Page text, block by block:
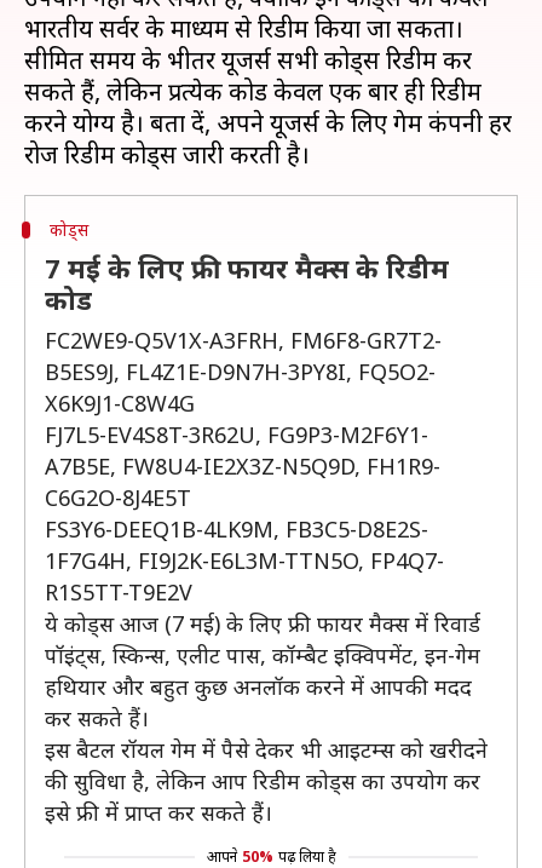
भारतीय सर्वर के माध्यम से रिडीम किया जा सकता।
सीमित समय के भीतर यूजर्स सभी कोड्स रिडीम कर
सकते हैं, लेकिन प्रत्येक कोड केवल एक बार ही रिडीम
करने योग्य है। बता दें, अपने यूजर्स के लिए गेम कंपनी हर
कोड्स
7 मई के लिए फ्री फायर मैक्स के रिडीम
कोड
FC2WE9-Q5V1X-A3FRH, FM6F8-GR7T2-
B5ES9J, FL4Z1E-D9N7H-3PY8I, FQ5O2-
X6K9J1-C8W4G
FJ7L5-EV4S8T-3R62U, FG9P3-M2F6Y1-
A7B5E, FW8U4-IE2X3Z-N5Q9D, FH1R9-
C6G2O-8J4E5T
FS3Y6-DEEQ1B-4LK9M, FB3C5-D8E2S-
1F7G4H, FI9J2K-E6L3M-TTN5O, FP4Q7-
R1S5TT-T9E2V
ये कोड्स आज (7 मई) के लिए फ्री फायर मैक्स में रिवार्ड
पॉइंट्स, स्किन्स, एलीट पास, कॉम्बैट इक्विपमेंट, इन-गेम
हथियार और बहुत कुछ अनलॉक करने में आपकी मदद
कर सकते हैं।
इस बैटल रॉयल गेम में पैसे देकर भी आइटम्स को खरीदने
की सुविधा है, लेकिन आप रिडीम कोड्स का उपयोग कर
इसे फ्री में प्राप्त कर सकते हैं।
आपने 50% पढ़ लिया है